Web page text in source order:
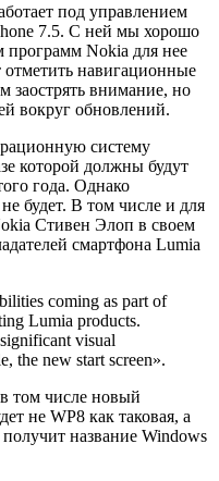
под управлением
7.5. С ней мы хорошо
программ Nokia для нее
отметить навигационные
заострять внимание, но
вокруг обновлений.
систему
которой должны будут
года. Однако
будет. В том числе и для
Стивен Элоп в своем
смартфона Lumia
coming as part of
Lumia products.
visual
the new start screen».
том числе новый
не WP8 как таковая, а
название Windows